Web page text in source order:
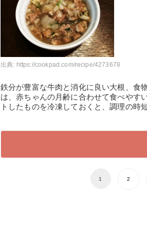
出典: https://cookpad.com/recipe/4273678
鉄分が豊富な牛肉と消化に良い大根、食
は、赤ちゃんの月齢に合わせて食べやす
トしたものを冷凍しておくと、調理の時
1 2